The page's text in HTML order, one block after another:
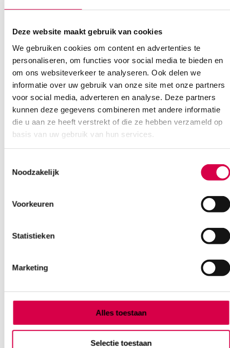
Deze website maakt gebruik van cookies
We gebruiken cookies om content en advertenties te
personaliseren, om functies voor social media te bieden en
om ons websiteverkeer te analyseren. Ook delen we
informatie over uw gebruik van onze site met onze partners
voor social media, adverteren en analyse. Deze partners
kunnen deze gegevens combineren met andere informatie
die u aan ze heeft verstrekt of die ze hebben verzameld op
basis van uw gebruik van hun services.
Noodzakelijk
Voorkeuren
Statistieken
Marketing
Alles toestaan
Selectie toestaan
Volkmann scherpe lepel, nr. 2, 17cm, Ø 6mm (1)
MEDIPHARCHEM
1 stuk, 17cm, Ø 6mm, nr. 2
Direct leverbaar
27.31
incl. BTW